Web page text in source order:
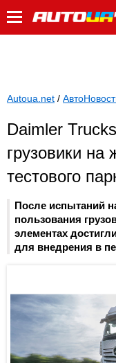
Autoua.net /
Daimler
грузовики
тестового
После испытаний
пользования
элементах
для внедрения в